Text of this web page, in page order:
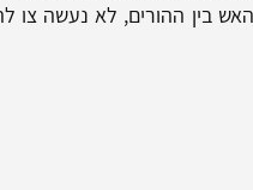
בין ההורים, לא נעשה צו